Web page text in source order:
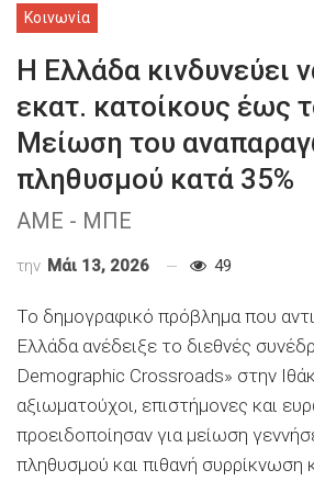
Κοινωνία
Η Ελλάδα κινδυνεύει
εκατ. κατοίκους έως
Μείωση του
πληθυσμού κατά 35%
ΑΜΕ - ΜΠΕ
την Μάι 13, 2026 49
Το δημογραφικό πρόβλημα που
Ελλάδα ανέδειξε το διεθνές
Demographic Crossroads» στην
αξιωματούχοι, επιστήμονες και
προειδοποίησαν για μείωση
πληθυσμού και πιθανή συρρίκνωση